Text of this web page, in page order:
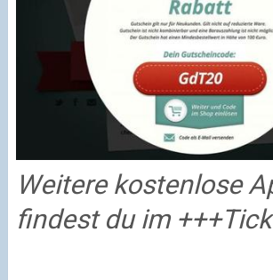
Weitere kostenlose
findest du im